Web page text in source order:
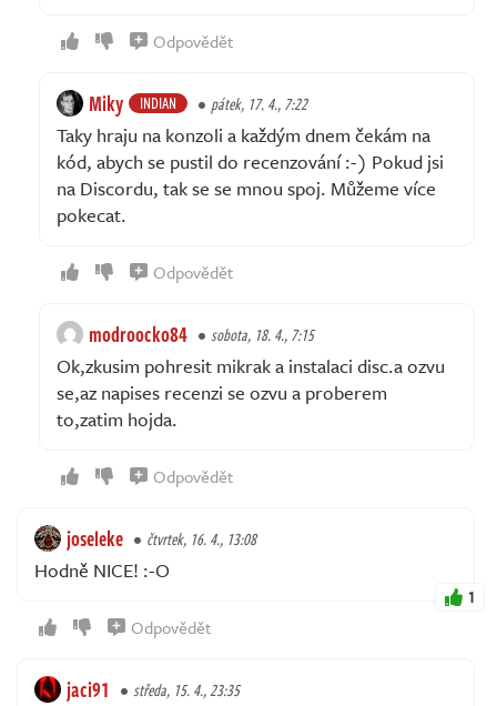
Odpovědět
Miky INDIAN pátek, 17. 4., 7:22
Taky hraju na konzoli a každým dnem čekám na
kód, abych se pustil do recenzování :-) Pokud jsi
na Discordu, tak se se mnou spoj. Můžeme více
pokecat.
Odpovědět
modroocko84 sobota, 18. 4., 7:15
Ok,zkusim pohresit mikrak a instalaci disc.a ozvu
se,az napises recenzi se ozvu a proberem
to,zatim hojda.
Odpovědět
joseleke čtvrtek, 16. 4., 13:08
Hodně NICE! :-O
1
Odpovědět
jaci91 středa, 15. 4., 23:35